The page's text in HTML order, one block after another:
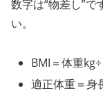
数字は“物差し”
い。
BMI＝体重
適正体重＝身